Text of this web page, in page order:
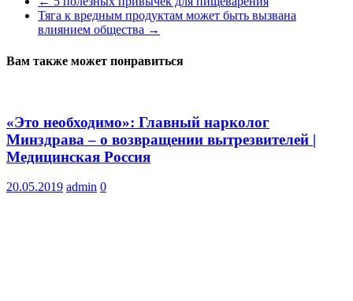
Тяга к вредным продуктам может быть вызвана
влиянием общества →
Вам также может понравиться
«Это необходимо»: Главный нарколог
Минздрава – о возвращении вытрезвителей |
Медицинская Россия
20.05.2019 admin 0